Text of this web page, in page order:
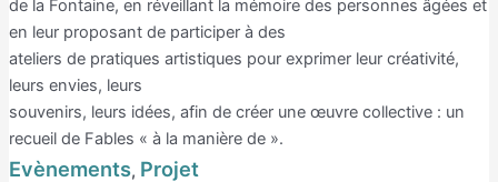
de la Fontaine, en réveillant la mémoire des personnes âgées et
en leur proposant de participer à des
ateliers de pratiques artistiques pour exprimer leur créativité,
leurs envies, leurs
souvenirs, leurs idées, afin de créer une œuvre collective : un
recueil de Fables « à la manière de ».
Evènements, Projet